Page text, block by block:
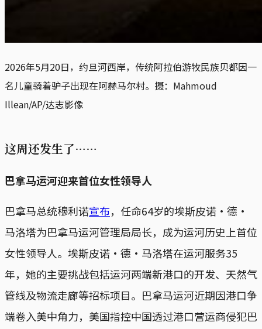
2026年5月20日，约旦河西岸，传统阿拉伯游牧民族贝都因一
名儿童骑着驴子出现在阿赫马尔村。摄：Mahmoud
Illean/AP/达志影像
这周还发生了……
巴拿马运河迎来首位女性领导人
巴拿马总统穆利诺宣布，任命64岁的埃斯皮诺‧德‧
马洛塔为巴拿马运河管理局局长，成为运河历史上首位
女性领导人。埃斯皮诺‧德‧马洛塔在运河服务35
年，她的主要挑战包括运河两端新港口的开发、天然气
管线及物流走廊等招标项目。巴拿马运河近期因港口争
端卷入美中角力，美国指控中国透过港口营运商侵犯巴